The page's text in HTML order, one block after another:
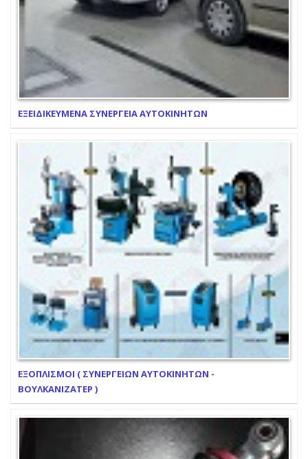
ΕΞΕΙΔΙΚΕΥΜΕΝΑ ΣΥΝΕΡΓΕΙΑ ΑΥΤΟΚΙΝΗΤΩΝ
ΕΞΟΠΛΙΣΜΟΙ ( ΣΥΝΕΡΓΕΙΩΝ ΑΥΤΟΚΙΝΗΤΩΝ -
ΒΟΥΛΚΑΝΙΖΑΤΕΡ )